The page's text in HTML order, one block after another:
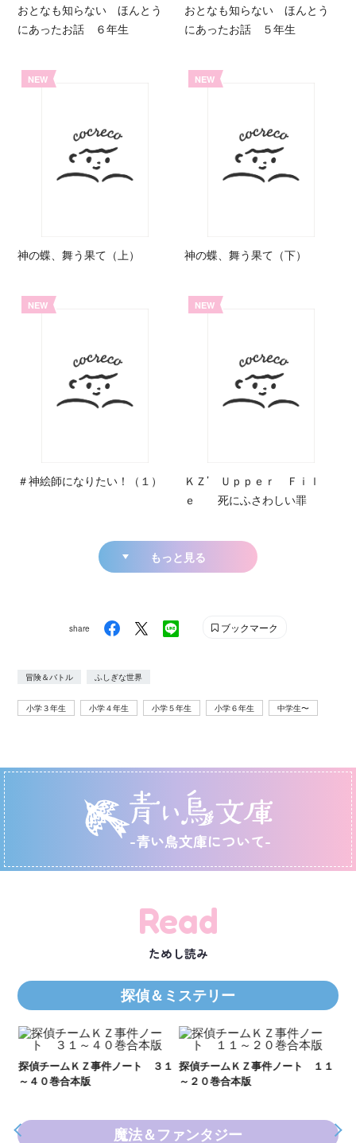
おとなも知らない ほんとう
にあったお話 ６年生
おとなも知らない ほんとう
にあったお話 ５年生
NEW
神の蝶、舞う果て（上）
NEW
神の蝶、舞う果て（下）
NEW
＃神絵師になりたい！（１）
NEW
ＫＺ’ Ｕｐｐｅｒ Ｆｉｌ
ｅ 死にふさわしい罪
もっと見る
share ブックマーク
冒険＆バトル ふしぎな世界
小学３年生 小学４年生 小学５年生 小学６年生 中学生〜
-青い鳥文庫について-
Read
ためし読み
探偵＆ミステリー
探偵チームＫＺ事件ノート ３１
～４０巻合本版
探偵チームＫＺ事件ノート １１
～２０巻合本版
魔法＆ファンタジー